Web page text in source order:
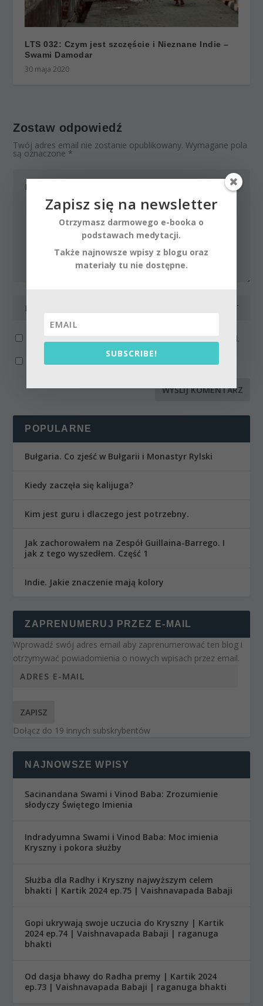
LTS 032: Czym jest szczęście i Nieznane Indie –
Swami Damodar
30 maja 2020
Zostaw odpowiedź
Twój adres email nie zostanie opublikowany. Wymagane pola
są oznaczone *
Powiadom mnie o kolejnych komentarzach przez email.
Powiadom mnie o nowych wpisach przez email.
POPULARNE
Bułgaria. Co zjeść w Bułgarii i Monastyr Rylski
Kiedy zaczęła się kalijuga?
Kim jest guru i dlaczego jest potrzebny.
Jak zachorowałem na Zespół Guillaina-Barrego. I
jak z tego wyszedłem. Część 1
Indie. Jakie znaczenie mają kolory
ZAPRENUMERUJ PRZEZ E-MAIL
Wprowadź swój adres email aby zaprenumerować ten blog i
otrzymywać powiadomienia o nowych wpisach przez email.
ZAPISZ
Dołącz do 19 innych subskrybentów
NAJNOWSZE WPISY
Sacinandana Swami i Vinod Baba: Zrozumienie
słodyczy Świętego Imienia
Indradyumna Swami i Vinod Baba: Moc imienia
Kryszny i pokora służby
Służba dla Radhy i Kryszny najwyższym celem
bhakti | Kartik 2024 ep.75 | Vaishnavapada Babaji
Gopi ukrywają swoje uczucia do Kryszny | Kartik
2024 ep.74 | Vaishnavapada Babaji | raganuga
bhakti
Od dasja bhawy do Radha premy | Kartik 2024
ep.73 | Vaishnavapada Babaji | raganuga bhakti
Zapisz się na newsletter
Otrzymasz darmowego e-booka o
podstawach medytacji.
Także najnowsze wpisy z blogu oraz
materiały tu nie dostępne.
SUBSCRIBE!